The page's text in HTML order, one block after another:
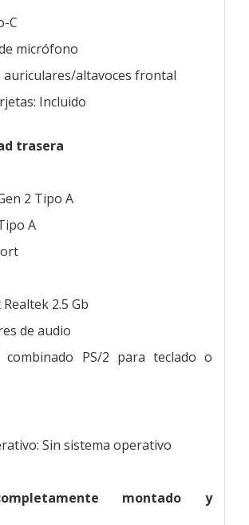
C
micrófono
auriculares/altavoces frontal
Incluido
trasera
2 Tipo A
A
2.5 Gb
de audio
PS/2 para teclado o
Sin sistema operativo
montado y